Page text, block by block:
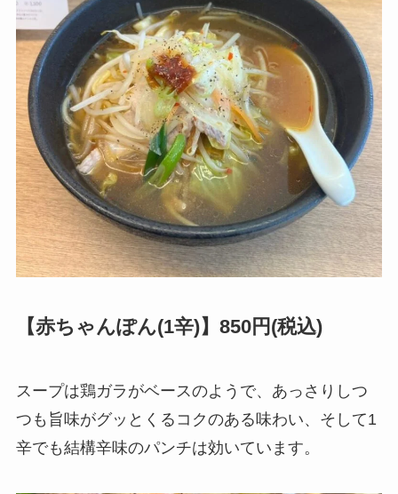
【赤ちゃんぽん(1辛)】850円(税込)
スープは鶏ガラがベースのようで、あっさりしつ
つも旨味がグッとくるコクのある味わい、そして1
辛でも結構辛味のパンチは効いています。